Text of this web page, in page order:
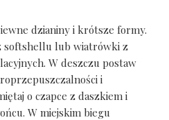
dzianiny i krótsze formy.
softshellu lub wiatrówki z
W deszczu postaw
i
o czapce z daszkiem i
W miejskim biegu